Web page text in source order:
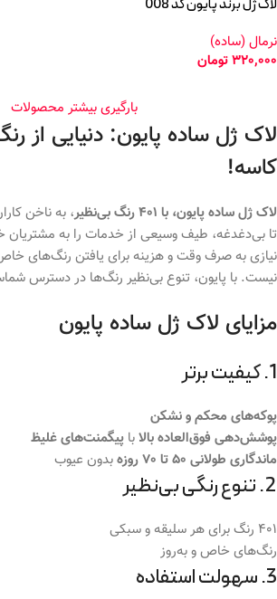
لاک ژل برند پایون کد 008
نرمال (ساده)
320,000تومان
بارگیری بیشتر محصولات
لاک ژل ساده پایون: دنیایی از
کاسه!
لاک ژل ساده پایون، با 401 رنگ بی‌نظیر
، به ناخن
تا بی‌دغدغه، طیف وسیعی از خدمات را به مشتریان
نیازی به صرف وقت و هزینه برای یافتن رنگ‌های
نیست. با پایون، تنوع بی‌نظیر رنگ‌ها در دسترس
مزایای لاک ژل ساده پایون
1. کیفیت برتر
پوکه‌های محکم و نشکن
پوشش‌دهی فوق‌العاده بالابا پیگمنت‌های غلیظ
ماندگاری طولانی 50 تا 70 روزه
بدون عیوب
2. تنوع رنگی بی‌نظیر
401 رنگ برای هر سلیقه و سبکی
رنگ‌های خاص و به‌روز
3. سهولت استفاده